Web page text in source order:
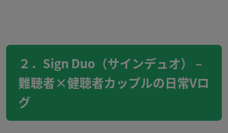
２．Sign Duo（サインデュオ） –
難聴者×健聴者カップルの日常Vロ
グ